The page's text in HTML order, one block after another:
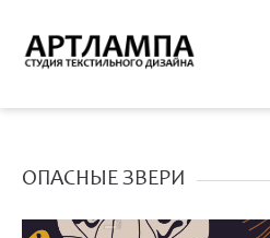
ОПАСНЫЕ ЗВЕРИ